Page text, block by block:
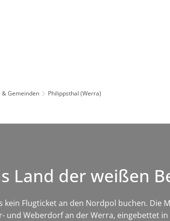
& Gemeinden Philippsthal (Werra)
Land der weißen
Flugticket an den Nordpol buchen. Die
Weberdorf an der Werra, eingebettet